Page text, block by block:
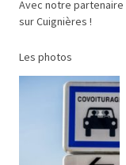
Avec notre partenaire
sur Cuignières !
Les photos